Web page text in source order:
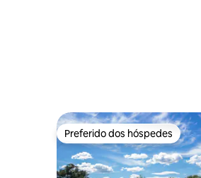
Preferido dos hóspedes
Preferido dos hóspedes